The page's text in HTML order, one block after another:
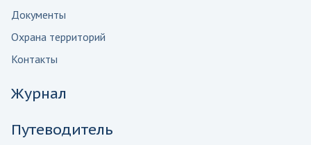
Документы
Охрана территорий
Контакты
Журнал
Путеводитель